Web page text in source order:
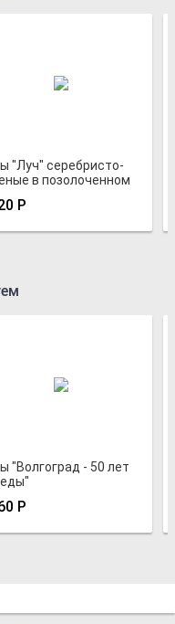
"Луч" серебристо-
в позолоченном
Р
"Волгоград - 50 лет
Р